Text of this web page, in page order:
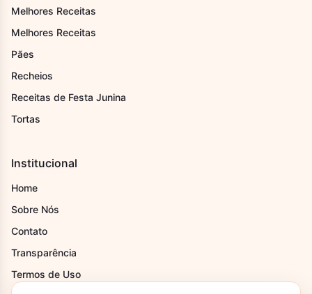
Melhores Receitas
Melhores Receitas
Pães
Recheios
Receitas de Festa Junina
Tortas
Institucional
Home
Sobre Nós
Contato
Transparência
Termos de Uso